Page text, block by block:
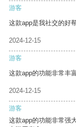
游客
这款app是我社交的好
2024-12-15
游客
这款app的功能非常丰
2024-12-15
游客
这款app的功能非常强